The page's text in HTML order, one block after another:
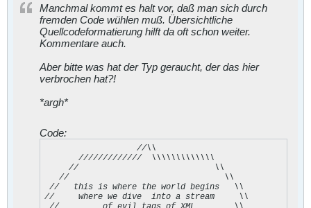
Manchmal kommt es halt vor, daß man sich durch
fremden Code wühlen muß. Übersichtliche
Quellcodeformatierung hilft da oft schon weiter.
Kommentare auch.
Aber bitte was hat der Typ geraucht, der das hier
verbrochen hat?!
*argh*
Code:
                   //\\
       /////////////  \\\\\\\\\\\\\
     //                            \\
   //                                \\
//   this is where the world begins   \\
//     where we dive  into a stream     \\